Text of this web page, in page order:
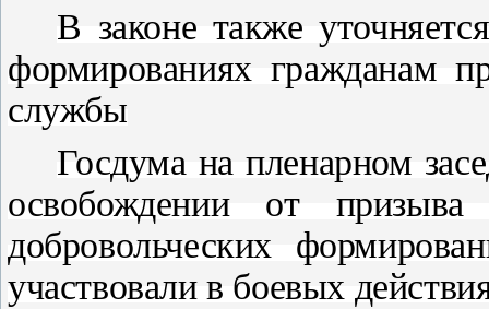
В законе также
формированиях гражданам
службы
Госдума на пленарном
освобождении от
добровольческих
участвовали в боевых